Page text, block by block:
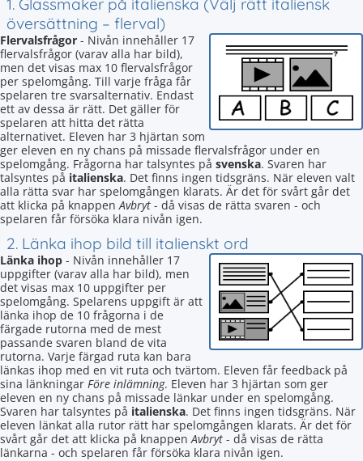
1. Glassmaker på italienska (Välj rätt italiensk
översättning – flerval)
Flervalsfrågor - Nivån innehåller 17
flervalsfrågor (varav alla har bild),
men det visas max 10 flervalsfrågor
per spelomgång. Till varje fråga får
spelaren tre svarsalternativ. Endast
ett av dessa är rätt. Det gäller för
spelaren att hitta det rätta
alternativet. Eleven har 3 hjärtan som
ger eleven en ny chans på missade flervalsfrågor under en
spelomgång. Frågorna har talsyntes på svenska. Svaren har
talsyntes på italienska. Det finns ingen tidsgräns. När eleven valt
alla rätta svar har spelomgången klarats. Är det för svårt går det
att klicka på knappenAvbryt - då visas de rätta svaren - och
spelaren får försöka klara nivån igen.
2. Länka ihop bild till italienskt ord
Länka ihop - Nivån innehåller 17
uppgifter (varav alla har bild), men
det visas max 10 uppgifter per
spelomgång. Spelarens uppgift är att
länka ihop de 10 frågorna i de
färgade rutorna med de mest
passande svaren bland de vita
rutorna. Varje färgad ruta kan bara
länkas ihop med en vit ruta och tvärtom. Eleven får feedback på
sina länkningar Före inlämning. Eleven har 3 hjärtan som ger
eleven en ny chans på missade länkar under en spelomgång.
Svaren har talsyntes på italienska. Det finns ingen tidsgräns. När
eleven länkat alla rutor rätt har spelomgången klarats. Är det för
svårt går det att klicka på knappenAvbryt - då visas de rätta
länkarna - och spelaren får försöka klara nivån igen.